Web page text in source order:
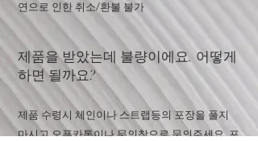
연으로 인한 취소/환불 불가
​​제품을 받았는데 불량이에요. 어떻게
하면 될까요?
​제품 수령시 체인이나 스트랩등의 포장을 풀지
마시고 오픈카톡이나 문의창으로 문의주세요. 포